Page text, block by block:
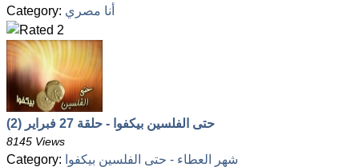
Category: أنا مصري
حتى الفلسين بيكفوا - حلقة 27 فبراير (2)
8145 Views
Category: شهر العطاء - حتى الفلسين بيكفوا